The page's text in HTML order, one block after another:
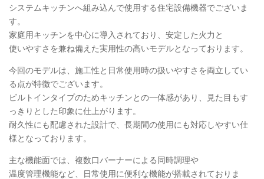
システムキッチンへ組み込んで使用する住宅設備機器でございま
す。
家庭用キッチンを中心に導入されており、安定した火力と
使いやすさを兼ね備えた実用性の高いモデルとなっております。
今回のモデルは、施工性と日常使用時の扱いやすさを両立してい
る点が特徴でございます。
ビルトインタイプのためキッチンとの一体感があり、見た目もす
っきりとした印象に仕上がります。
耐久性にも配慮された設計で、長期間の使用にも対応しやすい仕
様となっております。
主な機能面では、複数口バーナーによる同時調理や
温度管理機能など、日常使用に便利な機能が搭載されておりま